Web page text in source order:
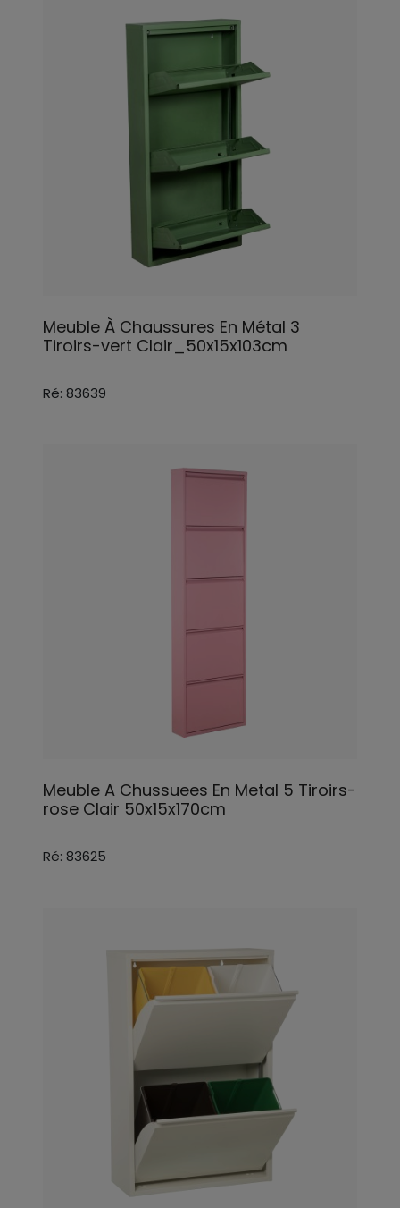
Meuble À Chaussures En Métal 3
Tiroirs-vert Clair_50x15x103cm
Ré: 83639
Meuble A Chussuees En Metal 5 Tiroirs-
rose Clair 50x15x170cm
Ré: 83625